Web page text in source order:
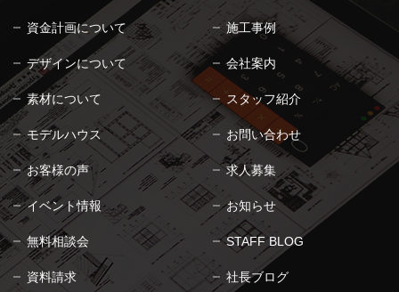
資金計画について
デザインについて
素材について
施工事例
会社案内
スタッフ紹介
モデルハウス
お客様の声
イベント情報
無料相談会
資料請求
お問い合わせ
求人募集
お知らせ
STAFF BLOG
社長ブログ